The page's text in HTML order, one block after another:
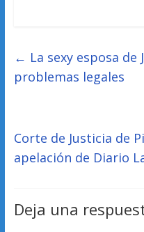
← La sexy esposa de
problemas legales
Corte de Justicia de
apelación de Diario
Deja una